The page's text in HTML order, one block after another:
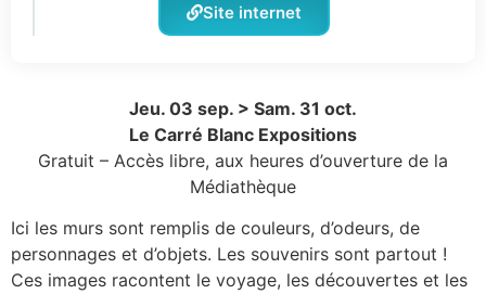
Site internet
Jeu. 03 sep. > Sam. 31 oct.
Le Carré Blanc Expositions
Gratuit – Accès libre, aux heures d’ouverture de la
Médiathèque
Ici les murs sont remplis de couleurs, d’odeurs, de
personnages et d’objets. Les souvenirs sont partout !
Ces images racontent le voyage, les découvertes et les